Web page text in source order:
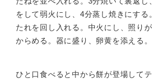
をして弱火にし、4分蒸し焼きにする
たれを回し入れる。中火にし、照り
からめる。器に盛り、卵黄を添える。
ひと口食べると中から餅が登場して